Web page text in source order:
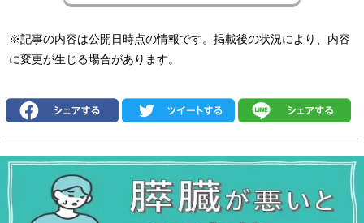
※記事の内容は公開日時点の情報です。掲載後の状況により、内容
に変更が生じる場合があります。